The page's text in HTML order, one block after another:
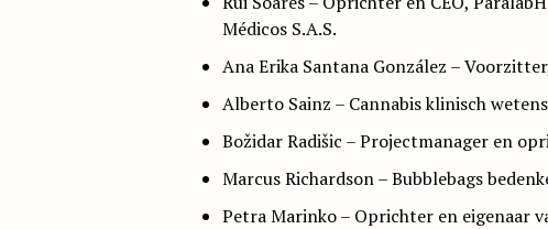
Médicos S.A.S.
Ana Erika Santana González –
Alberto Sainz – Cannabis klinisch
Božidar Radišic – Projectmanager en
Marcus Richardson – Bubblebags
Petra Marinko – Oprichter en eigenaar